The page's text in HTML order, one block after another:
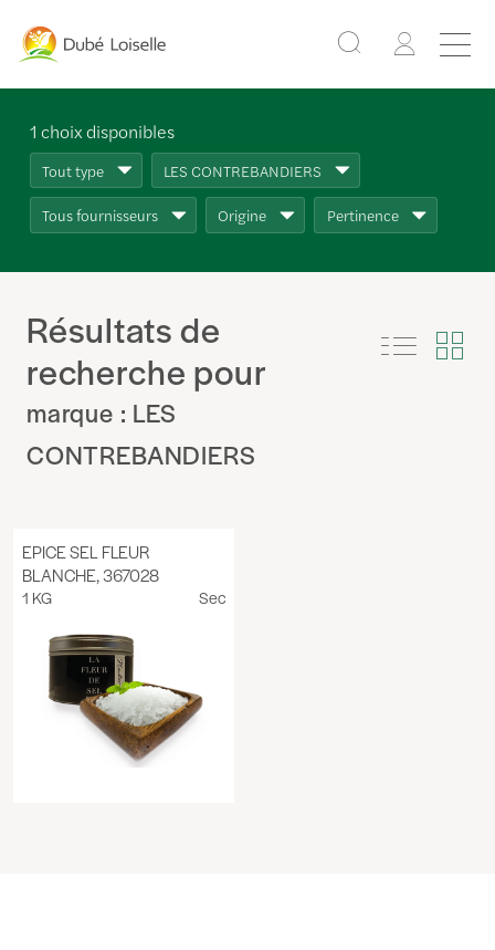
1 choix disponibles
Tout type LES CONTREBANDIERS
Tous fournisseurs Origine Pertinence
Résultats de
recherche pour
marque : LES
CONTREBANDIERS
EPICE SEL FLEUR
BLANCHE, 367028
1 KG Sec